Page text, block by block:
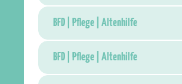
BFD | Pflege | Altenhilfe
BFD | Pflege | Altenhilfe